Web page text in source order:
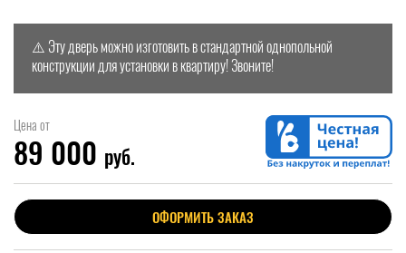
⚠️ Эту дверь можно изготовить в стандартной однопольной
конструкции для установки в квартиру! Звоните!
Цена от
89 000 руб.
ОФОРМИТЬ ЗАКАЗ